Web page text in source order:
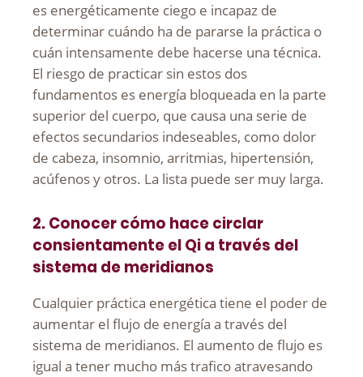
es energéticamente ciego e incapaz de
determinar cuándo ha de pararse la práctica o
cuán intensamente debe hacerse una técnica.
El riesgo de practicar sin estos dos
fundamentos es energía bloqueada en la parte
superior del cuerpo, que causa una serie de
efectos secundarios indeseables, como dolor
de cabeza, insomnio, arritmias, hipertensión,
acúfenos y otros. La lista puede ser muy larga.
2. Conocer cómo hace circlar
consientamente el Qi a través del
sistema de meridianos
Cualquier práctica energética tiene el poder de
aumentar el flujo de energía a través del
sistema de meridianos. El aumento de flujo es
igual a tener mucho más trafico atravesando